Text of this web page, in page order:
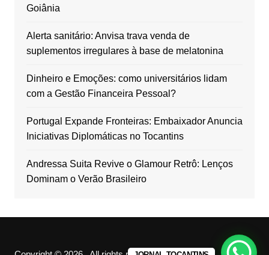
Goiânia
Alerta sanitário: Anvisa trava venda de
suplementos irregulares à base de melatonina
Dinheiro e Emoções: como universitários lidam
com a Gestão Financeira Pessoal?
Portugal Expande Fronteiras: Embaixador Anuncia
Iniciativas Diplomáticas no Tocantins
Andressa Suita Revive o Glamour Retrô: Lenços
Dominam o Verão Brasileiro